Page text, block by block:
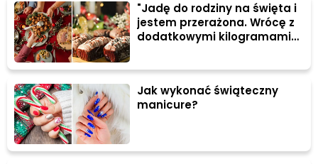
"Jadę do rodziny na święta i
jestem przerażona. Wrócę z
dodatkowymi kilogramami
Jak wykonać świąteczny
manicure?